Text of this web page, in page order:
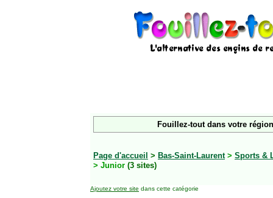
Fouillez-tout dans votre
Page d'accueil > Bas-Saint-Laurent > Sports &
> Junior (3 sites)
Ajoutez votre site dans cette catégorie